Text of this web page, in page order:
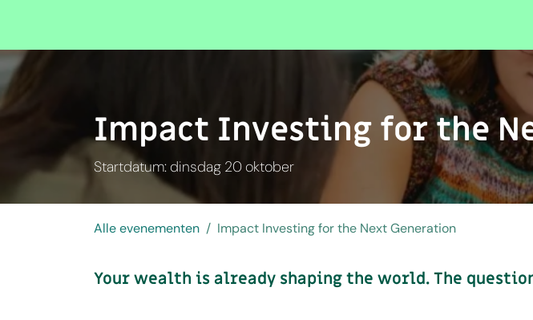
Impact Investing for the
Startdatum: dinsdag 20 oktober
Alle evenementen Impact Investing for the Next Generation
Your wealth is already shaping the world. The